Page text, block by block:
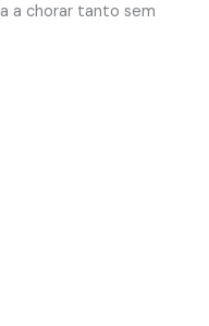
a chorar tanto sem